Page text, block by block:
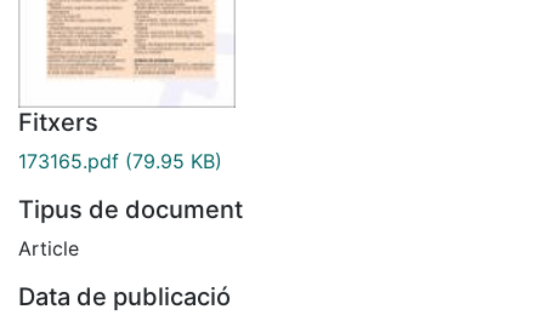
Fitxers
173165.pdf (79.95 KB)
Tipus de document
Article
Data de publicació